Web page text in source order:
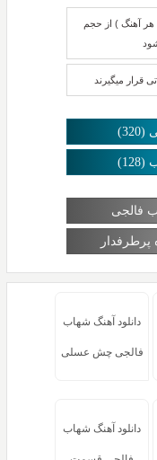
هر آهنگ ) از حجم
قرار میگیرند
فالجی
پرطرفدار
دانلود آهنگ شهاب
فالجی چش عسلی
دانلود آهنگ شهاب